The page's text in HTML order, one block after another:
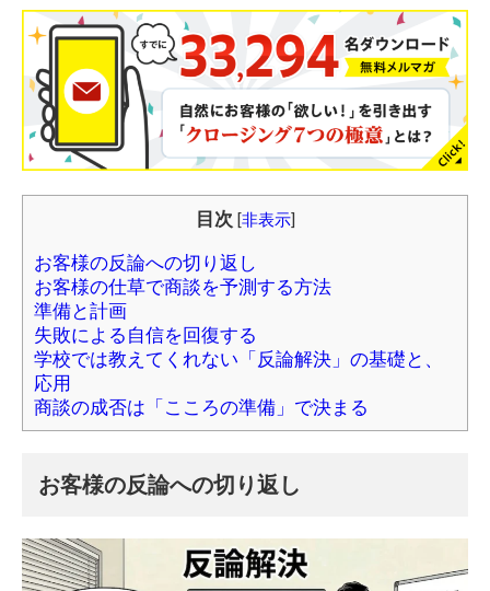
目次 [非表示]
お客様の反論への切り返し
お客様の仕草で商談を予測する方法
準備と計画
失敗による自信を回復する
学校では教えてくれない「反論解決」の基礎と、
応用
商談の成否は「こころの準備」で決まる
お客様の反論への切り返し